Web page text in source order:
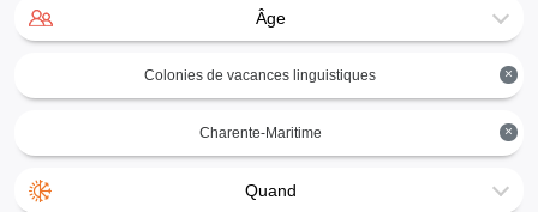
Âge
×
Colonies de vacances linguistiques
×
Charente-Maritime
Quand